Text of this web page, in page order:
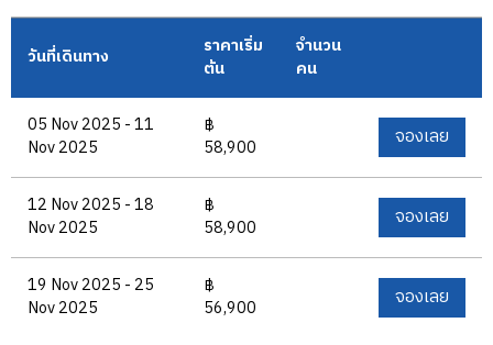
วันที่เดินทาง
ราคาเริ่ม
ต้น
จำนวน
คน
05 Nov 2025 - 11
Nov 2025
฿
58,900
จองเลย
12 Nov 2025 - 18
Nov 2025
฿
58,900
จองเลย
19 Nov 2025 - 25
Nov 2025
฿
56,900
จองเลย